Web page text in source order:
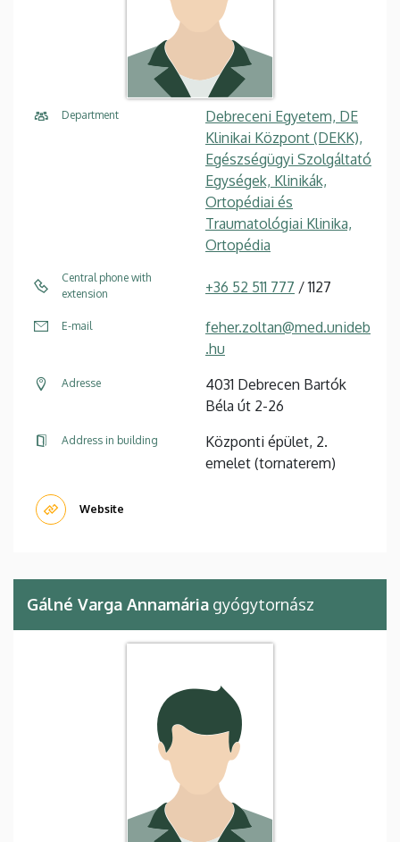
Department
Debreceni Egyetem, DE
Klinikai Központ (DEKK),
Egészségügyi Szolgáltató
Egységek, Klinikák,
Ortopédiai és
Traumatológiai Klinika,
Ortopédia
Central phone with
extension
+36 52 511 777 / 1127
E-mail
feher.zoltan@med.unideb
.hu
Adresse
4031 Debrecen Bartók
Béla út 2-26
Address in building
Központi épület, 2.
emelet (tornaterem)
Website
Gálné Varga Annamária gyógytornász